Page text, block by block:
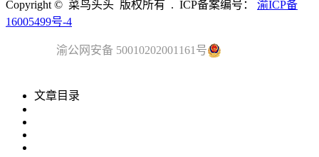
Copyright © 菜鸟头头 版权所有 . ICP备案编号： 渝ICP备
16005499号-4
渝公网安备 50010202001161号
文章目录